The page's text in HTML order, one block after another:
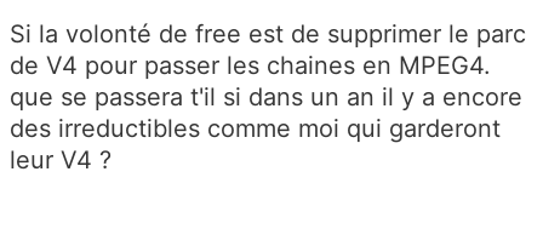
Si la volonté de free est de supprimer le parc
de V4 pour passer les chaines en MPEG4.
que se passera t'il si dans un an il y a encore
des irreductibles comme moi qui garderont
leur V4 ?